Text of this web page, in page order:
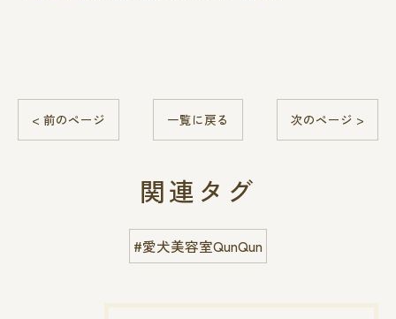
< 前のページ 一覧に戻る 次のページ >
関連タグ
#愛犬美容室QunQun